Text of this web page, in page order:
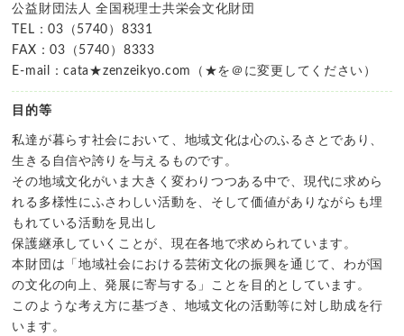
公益財団法人 全国税理士共栄会文化財団
TEL：03（5740）8331
FAX：03（5740）8333
E-mail：cata★zenzeikyo.com（★を＠に変更してください）
目的等
私達が暮らす社会において、地域文化は心のふるさとであり、
生きる自信や誇りを与えるものです。
その地域文化がいま大きく変わりつつある中で、現代に求めら
れる多様性にふさわしい活動を、そして価値がありながらも埋
もれている活動を見出し
保護継承していくことが、現在各地で求められています。
本財団は「地域社会における芸術文化の振興を通じて、わが国
の文化の向上、発展に寄与する」ことを目的としています。
このような考え方に基づき、地域文化の活動等に対し助成を行
います。